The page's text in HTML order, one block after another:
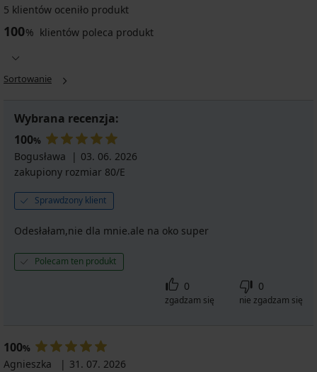
5 klientów oceniło produkt
100% klientów poleca produkt
Sortowanie
Wybrana recenzja:
100%
Bogusława
03. 06. 2026
zakupiony rozmiar 80/E
Sprawdzony klient
Odesłałam,nie dla mnie.ale na oko super
Polecam ten produkt
0
zgadzam się
0
nie zgadzam się
100%
Agnieszka
31. 07. 2026